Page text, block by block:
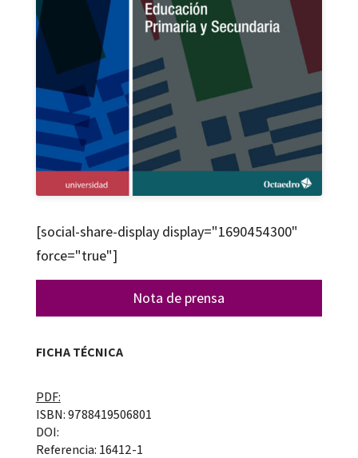
[social-share-display display="1690454300"
force="true"]
Nota de prensa
FICHA TÉCNICA
PDF:
ISBN: 9788419506801
DOI:
Referencia: 16412-1